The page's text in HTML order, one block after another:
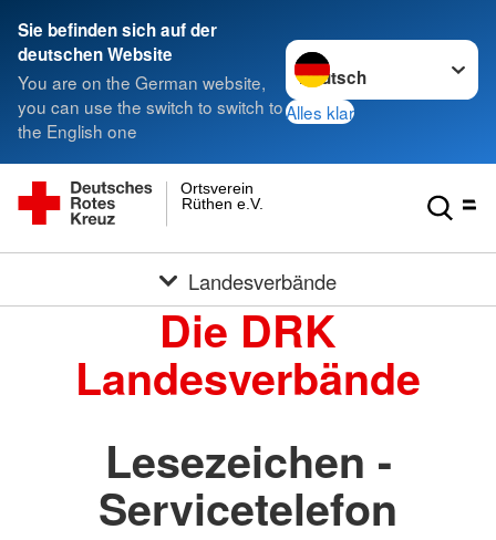
Sie befinden sich auf der
deutschen Website
You are on the German website,
you can use the switch to switch to
the English one
Sprache wechseln zu
Alles klar
Rüthen e.V.
Ortsverein
Landesverbände
Die DRK
Landesverbände
Lesezeichen -
Servicetelefon